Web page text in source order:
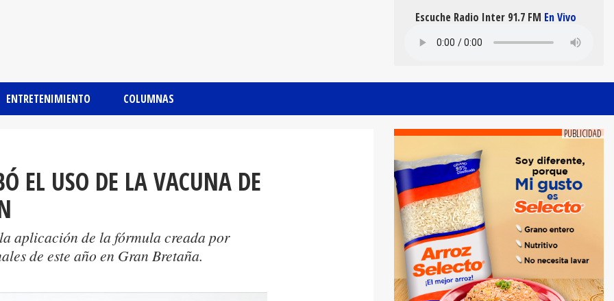
ENTRETENIMIENTO COLUMNAS
Escuche Radio Inter 91.7 FM En Vivo
EL USO DE LA VACUNA DE
aplicación de la fórmula creada por
de este año en Gran Bretaña.